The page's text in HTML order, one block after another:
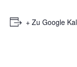
+ Zu Google